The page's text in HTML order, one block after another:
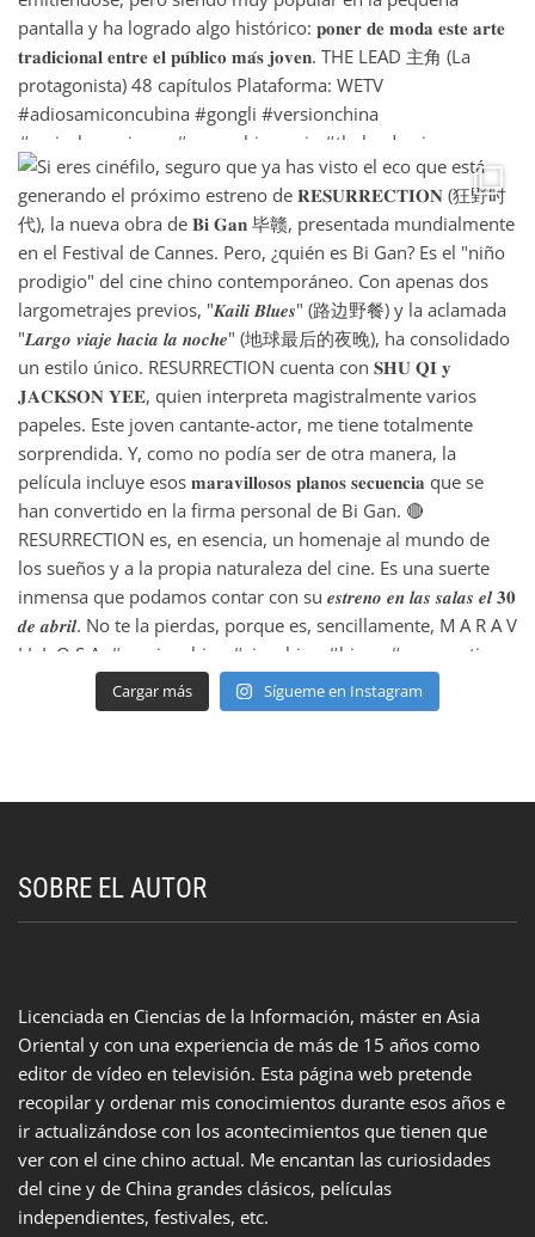
Cargar más Sígueme en Instagram
SOBRE EL AUTOR
Licenciada en Ciencias de la Información, máster en Asia
Oriental y con una experiencia de más de 15 años como
editor de vídeo en televisión. Esta página web pretende
recopilar y ordenar mis conocimientos durante esos años e
ir actualizándose con los acontecimientos que tienen que
ver con el cine chino actual. Me encantan las curiosidades
del cine y de China grandes clásicos, películas
independientes, festivales, etc.